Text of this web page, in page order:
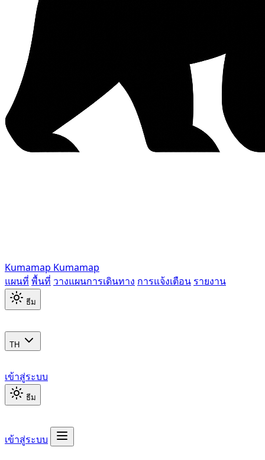
Kumamap Kumamap
แผนที่ พื้นที่ วางแผนการเดินทาง การแจ้งเตือน รายงาน
ธีม
TH
เข้าสู่ระบบ
ธีม
เข้าสู่ระบบ